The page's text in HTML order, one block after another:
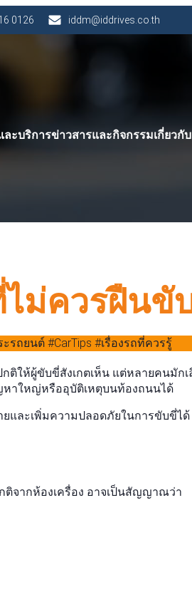
0126 iddm@iddrives.co.th
ะบริการข่าวสารและกิจกรรมเกี่ยวกับ
ม่ควรฝืนขั
ติให้ผู้ขับขี่สังเกตเห็น แต่หลายคนมักเ
หาใหญ่หรืออุบัติเหตุบนท้องถนนได้
ยและเพิ่มความปลอดภัยในการขับขี่ได้
กติจากห้องเครื่อง อาจเป็นสัญญาณว่า